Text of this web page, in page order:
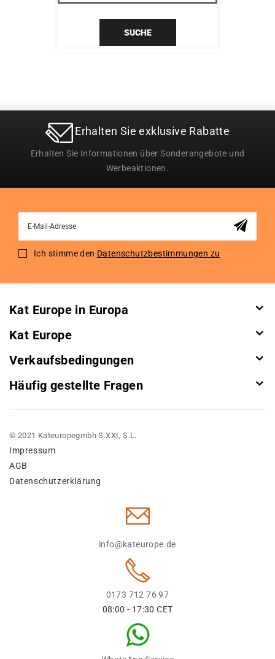
SUCHE
Erhalten Sie exklusive Rabatte
Erhalten Sie Informationen über Sonderangebote und
Werbeaktionen.
for
Ich stimme den Datenschutzbestimmungen zu
Kat Europe in Europa
Kat Europe
Verkaufsbedingungen
Häufig gestellte Fragen
© 2021 Kateuropegmbh S.XXI, S.L.
Impressum
AGB
Datenschutzerklärung
info@kateurope.de
0173 712 76 97
08:00 - 17:30 CET